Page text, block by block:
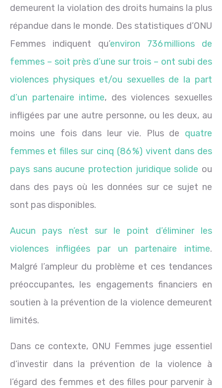
demeurent la violation des droits humains la plus
répandue dans le monde. Des statistiques d’ONU
Femmes indiquent qu’environ 736 millions de
femmes – soit près d’une sur trois – ont subi des
violences physiques et/ou sexuelles de la part
d’un partenaire intime, des violences sexuelles
infligées par une autre personne, ou les deux, au
moins une fois dans leur vie. Plus de quatre
femmes et filles sur cinq (86 %) vivent dans des
pays sans aucune protection juridique solide ou
dans des pays où les données sur ce sujet ne
sont pas disponibles.
Aucun pays n’est sur le point d’éliminer les
violences infligées par un partenaire intime.
Malgré l’ampleur du problème et ces tendances
préoccupantes, les engagements financiers en
soutien à la prévention de la violence demeurent
limités.
Dans ce contexte, ONU Femmes juge essentiel
d’investir dans la prévention de la violence à
l’égard des femmes et des filles pour parvenir à